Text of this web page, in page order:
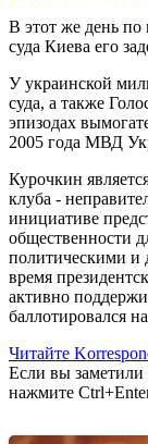
В этот же день по
суда Киева его
У украинской
суда, а также
эпизодах
2005 года МВД
Курочкин
клуба -
инициативе
общественности
политическими и
время
активно
баллотировался
Читайте
Если вы
нажмите